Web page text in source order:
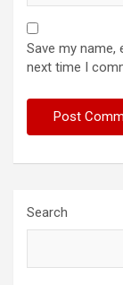
Save my name,
next time I
Search